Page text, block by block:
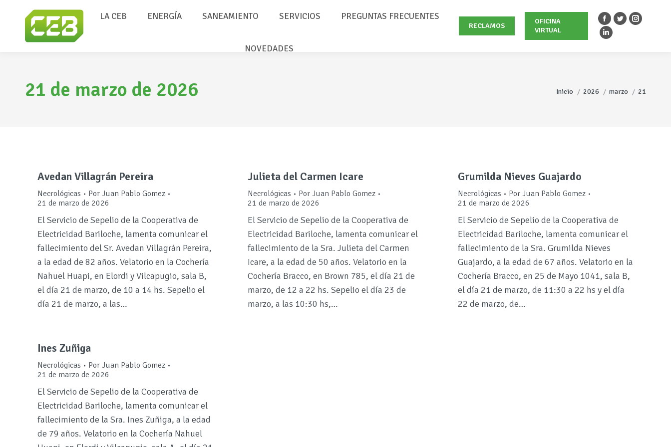
LA CEB ENERGÍA SANEAMIENTO SERVICIOS PREGUNTAS FRECUENTES
NOVEDADES
RECLAMOS
OFICINA
VIRTUAL
Facebook
page
window
Twitter
windowwindow
Linkedin
new
21 de marzo de 2026 Estás aquí:
Inicio 2026 marzo 21
Avedan Villagrán Pereira
Necrológicas Por Juan Pablo Gomez
21 de marzo de 2026
El Servicio de Sepelio de la Cooperativa de
Electricidad Bariloche, lamenta comunicar el
fallecimiento del Sr. Avedan Villagrán Pereira,
a la edad de 82 años. Velatorio en la Cochería
Nahuel Huapi, en Elordi y Vilcapugio, sala B,
el día 21 de marzo, de 10 a 14 hs. Sepelio el
día 21 de marzo, a las…
Julieta del Carmen Icare
Necrológicas Por Juan Pablo Gomez
21 de marzo de 2026
El Servicio de Sepelio de la Cooperativa de
Electricidad Bariloche, lamenta comunicar el
fallecimiento de la Sra. Julieta del Carmen
Icare, a la edad de 50 años. Velatorio en la
Cochería Bracco, en Brown 785, el día 21 de
marzo, de 12 a 22 hs. Sepelio el día 23 de
marzo, a las 10:30 hs,…
Grumilda Nieves Guajardo
Necrológicas Por Juan Pablo Gomez
21 de marzo de 2026
El Servicio de Sepelio de la Cooperativa de
Electricidad Bariloche, lamenta comunicar el
fallecimiento de la Sra. Grumilda Nieves
Guajardo, a la edad de 67 años. Velatorio en la
Cochería Bracco, en 25 de Mayo 1041, sala B,
el día 21 de marzo, de 11:30 a 22 hs y el día
22 de marzo, de…
Ines Zuñiga
Necrológicas Por Juan Pablo Gomez
21 de marzo de 2026
El Servicio de Sepelio de la Cooperativa de
Electricidad Bariloche, lamenta comunicar el
fallecimiento de la Sra. Ines Zuñiga, a la edad
de 79 años. Velatorio en la Cochería Nahuel